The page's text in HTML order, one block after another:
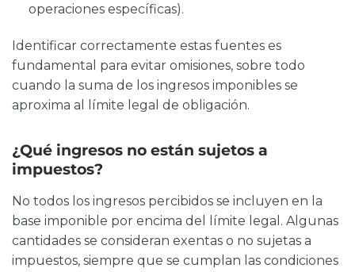
operaciones específicas).
Identificar correctamente estas fuentes es
fundamental para evitar omisiones, sobre todo
cuando la suma de los ingresos imponibles se
aproxima al límite legal de obligación.
¿Qué ingresos no están sujetos a
impuestos?
No todos los ingresos percibidos se incluyen en la
base imponible por encima del límite legal. Algunas
cantidades se consideran exentas o no sujetas a
impuestos, siempre que se cumplan las condiciones